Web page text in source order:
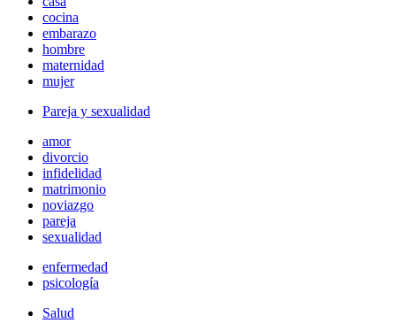
cocina
embarazo
hombre
maternidad
mujer
Pareja y sexualidad
amor
divorcio
infidelidad
matrimonio
noviazgo
pareja
sexualidad
enfermedad
psicología
Salud